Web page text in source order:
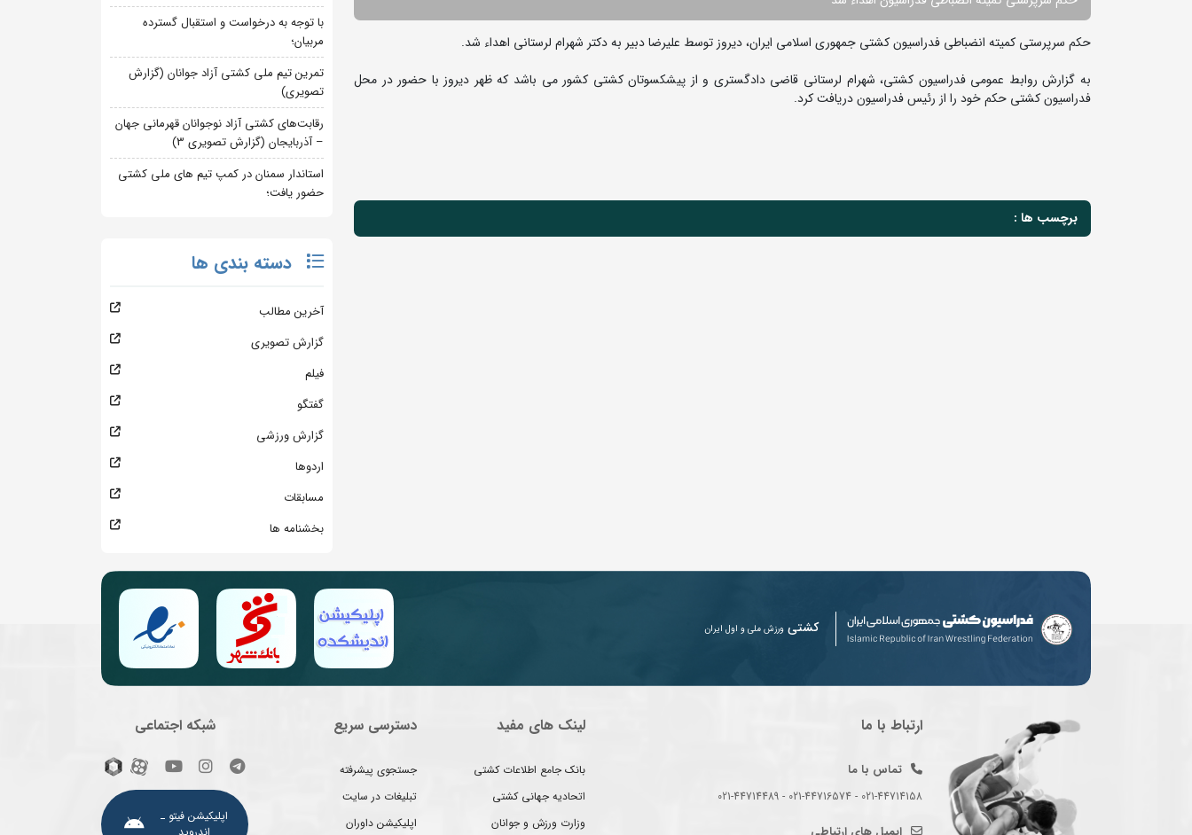
حکم سرپرستی کمیته انضباطی فدراسیون کشتی جمهوری اسلامی ایران، دیروز توسط علیرضا دبیر به دکتر شهرام لرستانی اهداء شد.
به گزارش روابط عمومی فدراسیون کشتی، شهرام لرستانی قاضی دادگستری و از پیشکسوتان کشتی کشور می باشد که ظهر دیروز با حضور در محل
فدراسیون کشتی حکم خود را از رئیس فدراسیون دریافت کرد.
برچسب ها :
با توجه به درخواست و استقبال گسترده
مربیان؛
تمرین تیم ملی کشتی آزاد جوانان (گزارش
تصویری)
رقابت‌های کشتی آزاد نوجوانان قهرمانی جهان
– آذربایجان (گزارش تصویری 3)
استاندار سمنان در کمپ تیم های ملی کشتی
حضور یافت؛
دسته بندی ها
آخرین مطالب
گزارش تصویری
فیلم
گفتگو
گزارش ورزشی
اردوها
مسابقات
بخشنامه ها
کشتی ورزش ملی و اول ایران
ارتباط با ما
تماس با ما
021-44714158 - 021-44716574 - 021-44714489
لینک های مفید
بانک جامع اطلاعات کشتی
اتحادیه جهانی کشتی
وزارت ورزش و جوانان
دسترسی سریع
جستجوی پیشرفته
تبلیغات در سایت
اپلیکیشن داوران
شبکه اجتماعی
اپلیکیشن فیتو ـ